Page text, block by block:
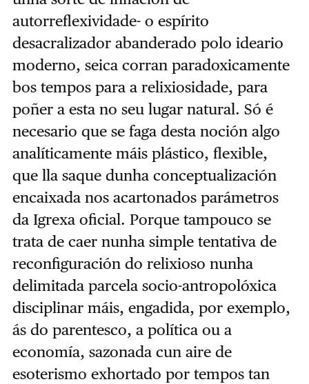
autorreflexividade- o espírito
desacralizador abanderado polo ideario
moderno, seica corran paradoxicamente
bos tempos para a relixiosidade, para
poñer a esta no seu lugar natural. Só é
necesario que se faga desta noción algo
analíticamente máis plástico, flexible,
que lla saque dunha conceptualización
encaixada nos acartonados parámetros
da Igrexa oficial. Porque tampouco se
trata de caer nunha simple tentativa de
reconfiguración do relixioso nunha
delimitada parcela socio-antropolóxica
disciplinar máis, engadida, por exemplo,
ás do parentesco, a política ou a
economía, sazonada cun aire de
esoterismo exhortado por tempos tan